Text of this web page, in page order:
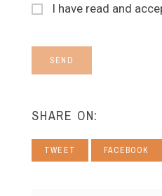
I have read and
SEND
SHARE ON:
TWEET FACEBOOK